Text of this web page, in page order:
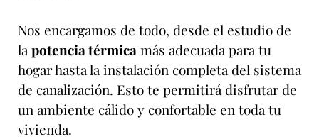
Nos encargamos de todo, desde el estudio de
la potencia térmica más adecuada para tu
hogar hasta la instalación completa del sistema
de canalización. Esto te permitirá disfrutar de
un ambiente cálido y confortable en toda tu
vivienda.